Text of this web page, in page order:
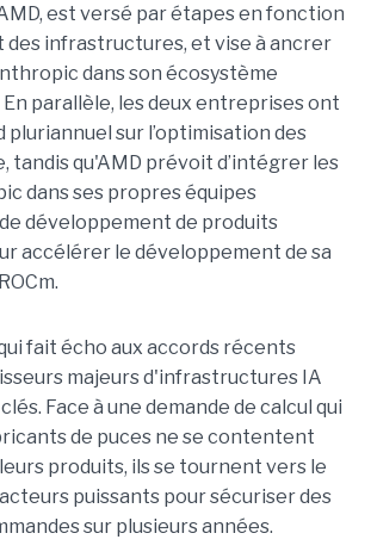
est versé par étapes en fonction
des infrastructures, et vise à ancrer
dans son écosystème
parallèle, les deux entreprises ont
pluriannuel sur l’optimisation des
tandis qu'AMD prévoit d’intégrer les
dans ses propres équipes
développement de produits
accélérer le développement de sa
fait écho aux accords récents
majeurs d'infrastructures IA
Face à une demande de calcul qui
de puces ne se contentent
produits, ils se tournent vers le
puissants pour sécuriser des
sur plusieurs années.